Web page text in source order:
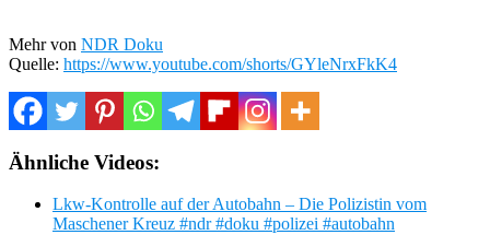
Mehr von NDR Doku
Quelle: https://www.youtube.com/shorts/GYleNrxFkK4
Ähnliche Videos:
Lkw-Kontrolle auf der Autobahn – Die Polizistin vom
Maschener Kreuz #ndr #doku #polizei #autobahn